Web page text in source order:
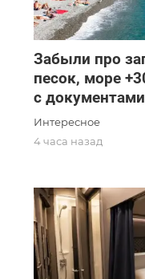
Забыли про
песок, море
с документами
Интересное
4 часа назад